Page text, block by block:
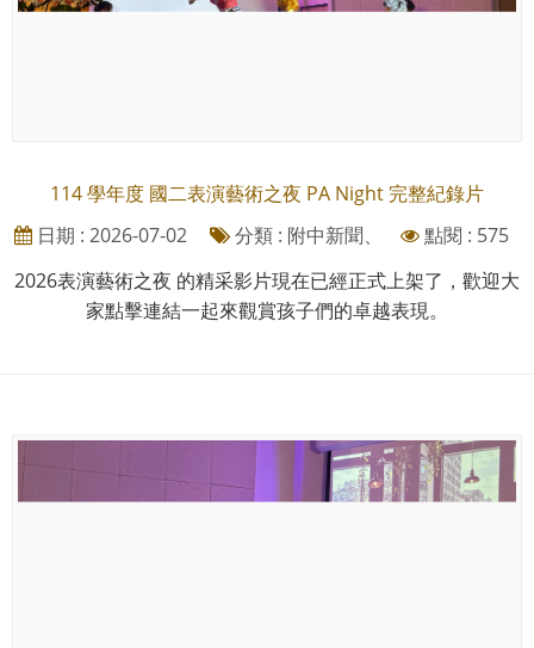
114 學年度 國二表演藝術之夜 PA Night 完整紀錄片
日期 : 2026-07-02
分類 : 附中新聞、
點閱 : 575
2026表演藝術之夜 的精采影片現在已經正式上架了，歡迎大
家點擊連結一起來觀賞孩子們的卓越表現。